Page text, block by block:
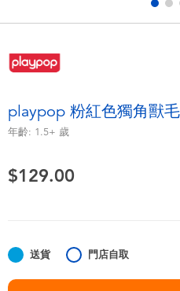
毛毛公仔玩具
夏日用品
任天堂 Switch
playpop 粉紅色獨角獸
年齡: 1.5+ 歲
$129.00
送貨 門店自取